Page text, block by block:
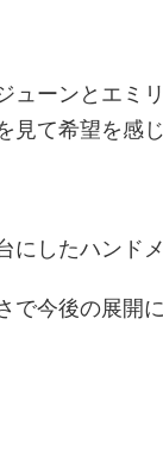
ューンとエミ
見て希望を感じ
にしたハンド
で今後の展開